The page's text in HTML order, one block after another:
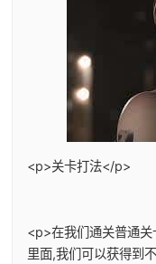
<p>关卡打法</p>
<p>在我们通关普通
里面,我们可以获得到